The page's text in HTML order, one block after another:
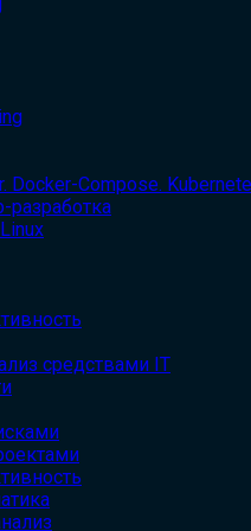
Docker-Compose.
разработка
средствами IT